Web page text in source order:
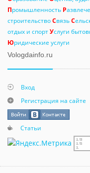
Промышленность Р
строительствоСвязьС
отдых и спортУслуги
Юридические услуги
Vologdainfo.ru
Вход
Регистрация на сайте
Статьи